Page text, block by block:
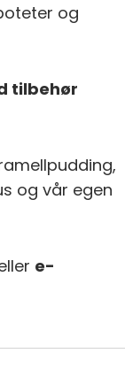
og
tilbehør
og vår egen
e-